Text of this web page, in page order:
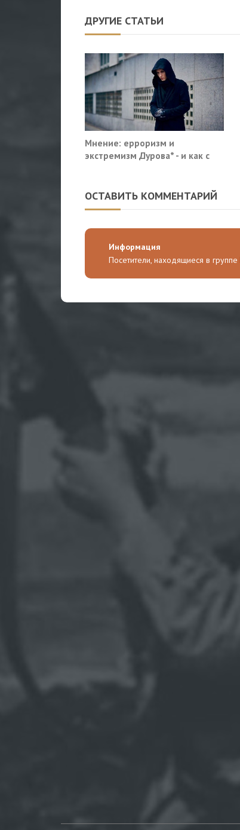
ДРУГИЕ СТАТЬИ
Мнение: ерроризм и
экстремизм Дурова* - и как с
ОСТАВИТЬ КОММЕНТАРИЙ
Информация
Посетители, находящиеся в группе